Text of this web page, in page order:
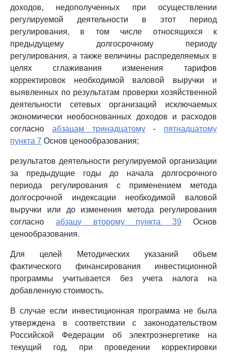
доходов, недополученных при осуществлении
регулируемой деятельности в этот период
регулирования, в том числе относящихся к
предыдущему долгосрочному периоду
регулирования, а также величины распределяемых в
целях сглаживания изменения тарифов
корректировок необходимой валовой выручки и
выявленных по результатам проверки хозяйственной
деятельности сетевых организаций исключаемых
экономически необоснованных доходов и расходов
согласно абзацам тринадцатому- пятнадцатому
пункта 7 Основ ценообразования;
результатов деятельности регулируемой организации
за предыдущие годы до начала долгосрочного
периода регулирования с применением метода
долгосрочной индексации необходимой валовой
выручки или до изменения метода регулирования
согласно абзацу второму пункта 39 Основ
ценообразования.
Для целей Методических указаний объем
фактического финансирования инвестиционной
программы учитывается без учета налога на
добавленную стоимость.
В случае если инвестиционная программа не была
утверждена в соответствии с законодательством
Российской Федерации об электроэнергетике на
текущий год, при проведении корректировки